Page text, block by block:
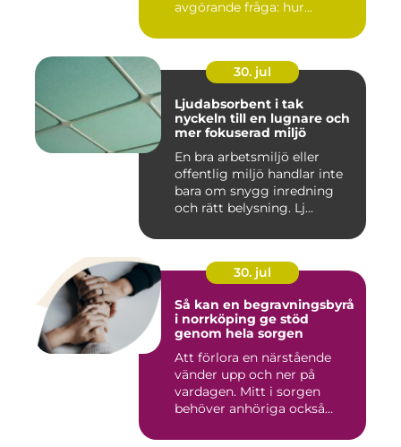
avgörande fråga: hur...
30. jul
Ljudabsorbent i tak
nyckeln till en lugnare och
mer fokuserad miljö
En bra arbetsmiljö eller
offentlig miljö handlar inte
bara om snygg inredning
och rätt belysning. Lj...
30. jul
Så kan en begravningsbyrå
i norrköping ge stöd
genom hela sorgen
Att förlora en närstående
vänder upp och ner på
vardagen. Mitt i sorgen
behöver anhöriga också